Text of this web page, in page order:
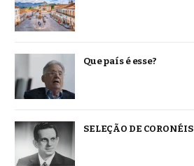
Que país é esse?
SELEÇÃO DE CORONÉIS